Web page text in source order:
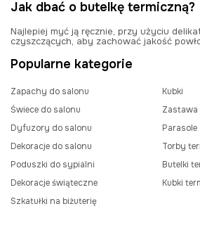
Jak dbać o butelkę termiczną?
Najlepiej myć ją ręcznie, przy użyciu
czyszczących, aby zachować jakość
Popularne kategorie
Zapachy do salonu
Świece do salonu
Dyfuzory do salonu
Dekoracje do salonu
Poduszki do sypialni
Dekoracje świąteczne
Szkatułki na biżuterię
Kubki
Zastawa
Parasole
Torby
Butelki
Kubki